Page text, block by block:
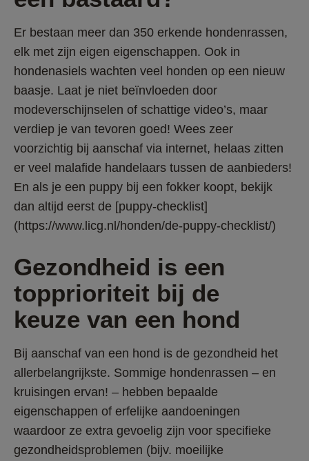
Er bestaan meer dan 350 erkende hondenrassen,
elk met zijn eigen eigenschappen. Ook in
hondenasiels wachten veel honden op een nieuw
baasje. Laat je niet beïnvloeden door
modeverschijnselen of schattige video’s, maar
verdiep je van tevoren goed! Wees zeer
voorzichtig bij aanschaf via internet, helaas zitten
er veel malafide handelaars tussen de aanbieders!
En als je een puppy bij een fokker koopt, bekijk
dan altijd eerst de [puppy-checklist]
(https://www.licg.nl/honden/de-puppy-checklist/)
Gezondheid is een
topprioriteit bij de
keuze van een hond
Bij aanschaf van een hond is de gezondheid het
allerbelangrijkste. Sommige hondenrassen – en
kruisingen ervan! – hebben bepaalde
eigenschappen of erfelijke aandoeningen
waardoor ze extra gevoelig zijn voor specifieke
gezondheidsproblemen (bijv. moeilijke